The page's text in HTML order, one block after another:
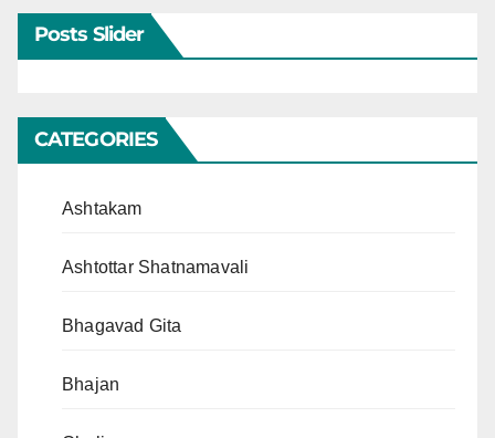
Posts Slider
CATEGORIES
Ashtakam
Ashtottar Shatnamavali
Bhagavad Gita
Bhajan